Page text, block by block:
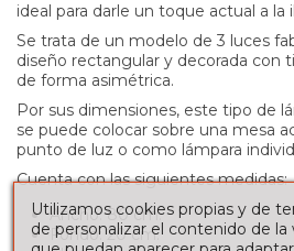
ideal para darle un toque actual a la
Se trata de un modelo de 3 luces
diseño rectangular y decorada con
de forma asimétrica.
Por sus dimensiones, este tipo de
se puede colocar sobre una mesa
punto de luz o como lámpara
Cuenta con las siguientes medidas:
Ancho: 80 cm.
Fondo: 20 cm.
Utilizamos cookies propias y de
de personalizar el contenido de la